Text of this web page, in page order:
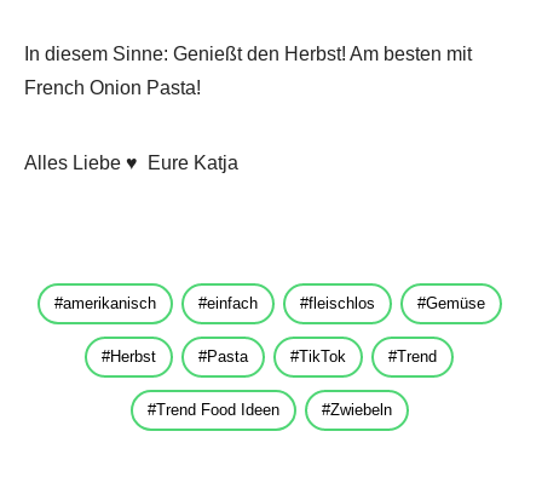
In diesem Sinne: Genießt den Herbst! Am besten mit
French Onion Pasta!
Alles Liebe ♥ Eure Katja
amerikanisch einfach fleischlos Gemüse
Herbst Pasta TikTok Trend
Trend Food Ideen Zwiebeln